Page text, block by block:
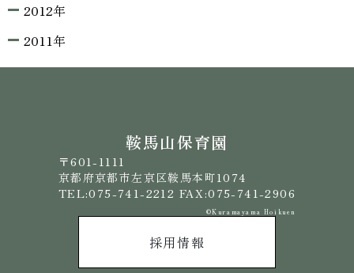
2012年
2011年
鞍馬山保育園
〒601-1111
京都府京都市左京区鞍馬本町1074
TEL:075-741-2212 FAX:075-741-2906
©️Kuramayama Hoikuen
採用情報